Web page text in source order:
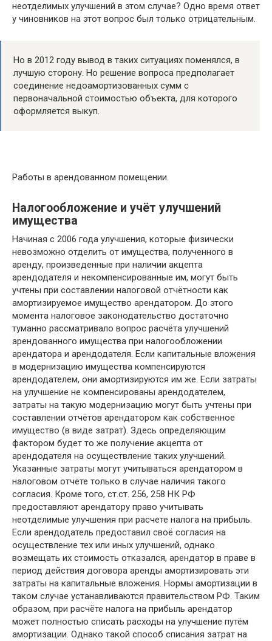
неотделимых улучшений в этом случае? Одно время ответ
у чиновников на этот вопрос был только отрицательным.
Но в 2012 году вывод в таких ситуациях поменялся, в
лучшую сторону. Но решение вопроса предполагает
соединение недоамортизованных сумм с
первоначальной стоимостью объекта, для которого
оформляется выкуп.
Работы в арендованном помещении.
Налогообложение и учёт улучшений
имущества
Начиная с 2006 года улучшения, которые физически
невозможно отделить от имущества, полученного в
аренду, произведенные при наличии акцепта
арендодателя и некомпенсированные им, могут быть
учтены при составлении налоговой отчётности как
амортизируемое имущество арендатором. До этого
момента налоговое законодательство достаточно
туманно рассматривало вопрос расчёта улучшений
арендованного имущества при налогообложении
арендатора и арендодателя. Если капитальные вложения
в модернизацию имущества компенсируются
арендодателем, они амортизируются им же. Если затраты
на улучшение не компенсированы арендодателем,
затраты на такую модернизацию могут быть учтены при
составлении отчётов арендатором как собственное
имущество (в виде затрат). Здесь определяющим
фактором будет то же получение акцепта от
арендодателя на осуществление таких улучшений.
Указанные затраты могут учитываться арендатором в
налоговом отчёте только в случае наличия такого
согласия. Кроме того, ст.ст. 256, 258 НК РФ
предоставляют арендатору право учитывать
неотделимые улучшения при расчете налога на прибыль.
Если арендодатель предоставил своё согласия на
осуществление тех или иных улучшений, однако
возмещать их стоимость отказался, арендатор в праве в
период действия договора аренды амортизировать эти
затраты на капитальные вложения. Нормы амортизации в
таком случае устанавливаются правительством РФ. Таким
образом, при расчёте налога на прибыль арендатор
может полностью списать расходы на улучшение путём
амортизации. Однако такой способ списания затрат на